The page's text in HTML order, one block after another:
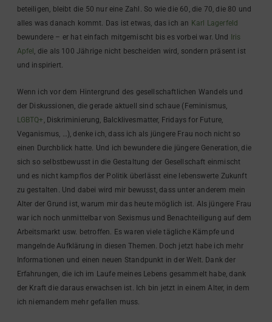
beteiligen, bleibt die 50 nur eine Zahl. So wie die 60, die 70, die 80 und
alles was danach kommt. Das ist etwas, das ich an Karl Lagerfeld
bewundere – er hat einfach mitgemischt bis es vorbei war. Und Iris
Apfel , die als 100 Jährige nicht bescheiden wird, sondern präsent ist
und inspiriert.
Wenn ich vor dem Hintergrund des gesellschaftlichen Wandels und
der Diskussionen, die gerade aktuell sind schaue (Feminismus,
LGBTQ+ , Diskriminierung, Balcklivesmatter, Fridays for Future,
Veganismus, …), denke ich, dass ich als jüngere Frau noch nicht so
einen Durchblick hatte. Und ich bewundere die jüngere Generation, die
sich so selbstbewusst in die Gestaltung der Gesellschaft einmischt
und es nicht kampflos der Politik überlässt eine lebenswerte Zukunft
zu gestalten. Und dabei wird mir bewusst, dass unter anderem mein
Alter der Grund ist, warum mir das heute möglich ist. Als jüngere Frau
war ich noch unmittelbar von Sexismus und Benachteiligung auf dem
Arbeitsmarkt usw. betroffen. Es waren viele tägliche Kämpfe und
mangelnde Aufklärung in diesen Themen. Doch jetzt habe ich mehr
Informationen und einen neuen Standpunkt in der Welt. Dank der
Erfahrungen, die ich im Laufe meines Lebens gesammelt habe, dank
der Kraft die daraus erwachsen ist. Ich bin jetzt in einem Alter, in dem
ich niemandem mehr gefallen muss.